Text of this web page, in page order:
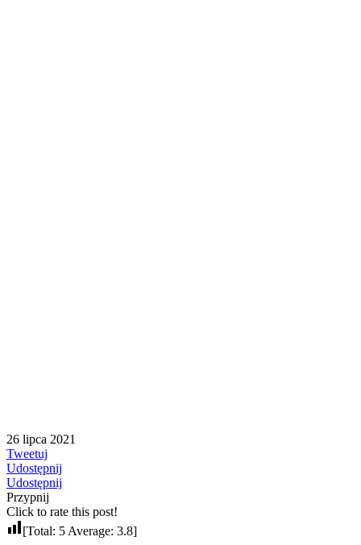
26 lipca 2021
Tweetuj
Udostępnij
Udostępnij
Przypnij
Click to rate this post!
[Total: 5Average: 3.8]